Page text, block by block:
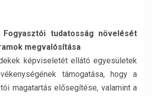
Fogyasztói tudatosság növelését
megvalósítása
képviseletét ellátó egyesületek
támogatása, hogy a
magatartás elősegítése, valamint a